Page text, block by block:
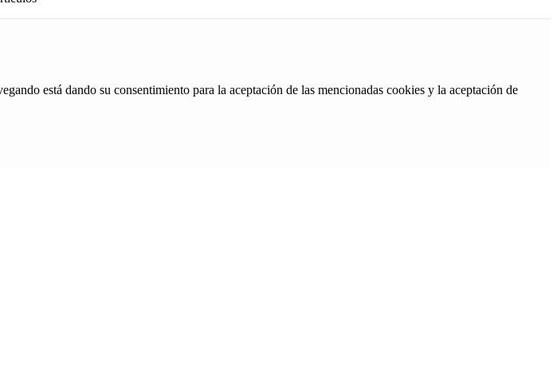
está dando su consentimiento para la aceptación de las mencionadas cookies y la aceptación de